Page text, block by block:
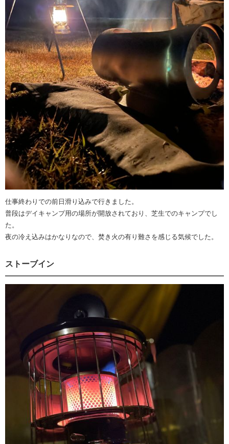
仕事終わりでの前日滑り込みで行きました。
普段はデイキャンプ用の場所が開放されており、芝生でのキャンプでし
た。
夜の冷え込みはかなりなので、焚き火の有り難さを感じる気候でした。
ストーブイン